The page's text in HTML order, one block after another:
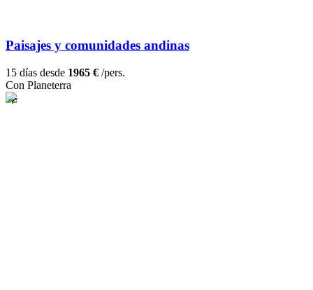
Paisajes y comunidades andinas
15 días desde 1965 € /pers.
Con Planeterra